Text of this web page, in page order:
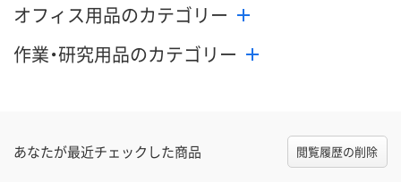
オフィス用品のカテゴリー
作業・研究用品のカテゴリー
あなたが最近チェックした商品 閲覧履歴の削除